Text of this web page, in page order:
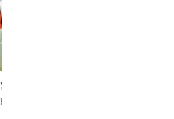
¥
動物たちの楽しい日常ク